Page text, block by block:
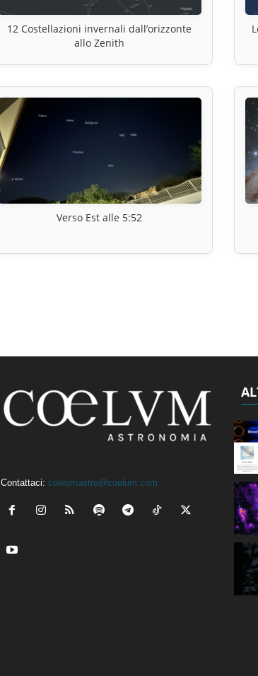
12 Costellazioni invernali dall’orizzonte
allo Zenith
Verso Est alle 5:52
Contattaci: coelumastro@coelum.com